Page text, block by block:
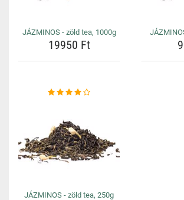
JÁZMINOS - zöld tea, 1000g
19950 Ft
JÁZMINOS - zöld tea, 250g